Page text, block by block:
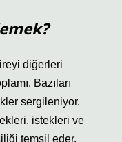
diğerleri
Bazıları
sergileniyor.
istekleri ve
temsil eder.